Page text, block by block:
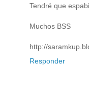
Tendré que
Muchos BSS
http://
Responder